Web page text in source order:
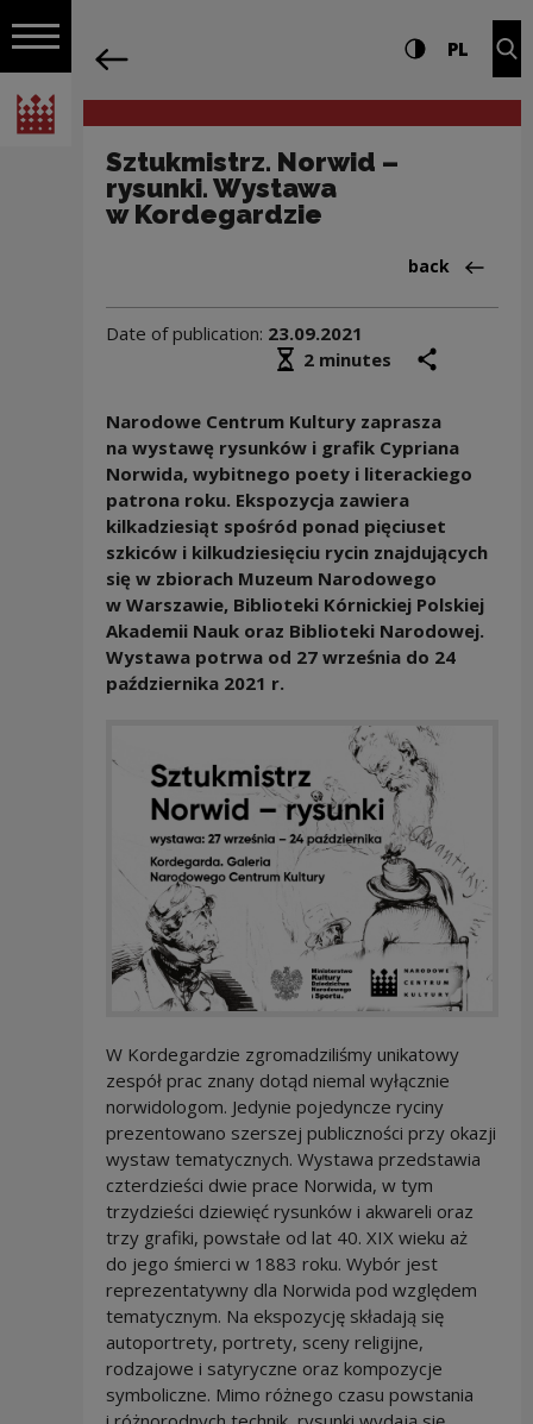
Open navigation
National Centre for Culture Poland
Navigation Settings and search
High contrast
PL
Sztukmistrz. Norwid –
rysunki. Wystawa
w Kordegardzie
Back
back
Date of publication: 23.09.2021
Średni czas czytania
2 minutes
Narodowe Centrum Kultury zaprasza
na wystawę rysunków i grafik Cypriana
Norwida, wybitnego poety i literackiego
patrona roku. Ekspozycja zawiera
kilkadziesiąt spośród ponad pięciuset
szkiców i kilkudziesięciu rycin znajdujących
się w zbiorach Muzeum Narodowego
w Warszawie, Biblioteki Kórnickiej Polskiej
Akademii Nauk oraz Biblioteki Narodowej.
Wystawa potrwa od 27 września do 24
października 2021 r.
W Kordegardzie zgromadziliśmy unikatowy
zespół prac znany dotąd niemal wyłącznie
norwidologom. Jedynie pojedyncze ryciny
prezentowano szerszej publiczności przy okazji
wystaw tematycznych. Wystawa przedstawia
czterdzieści dwie prace Norwida, w tym
trzydzieści dziewięć rysunków i akwareli oraz
trzy grafiki, powstałe od lat 40. XIX wieku aż
do jego śmierci w 1883 roku. Wybór jest
reprezentatywny dla Norwida pod względem
tematycznym. Na ekspozycję składają się
autoportrety, portrety, sceny religijne,
rodzajowe i satyryczne oraz kompozycje
symboliczne. Mimo różnego czasu powstania